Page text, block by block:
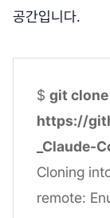
공간입니다.
$ git clone
https://
_Claude-
Cloning
remote: